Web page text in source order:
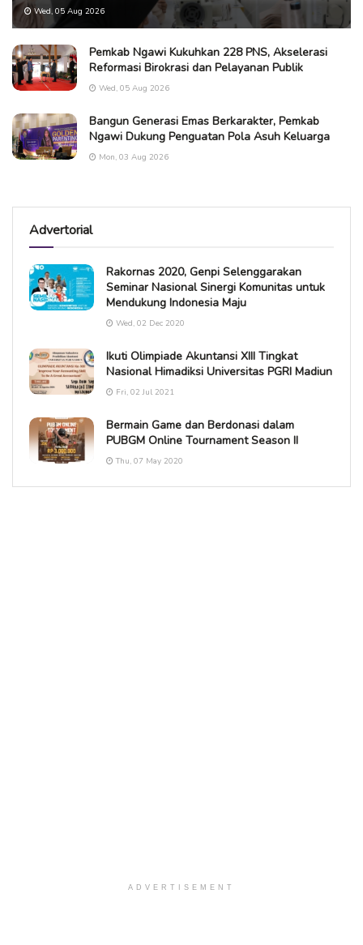
Wed, 05 Aug 2026
Pemkab Ngawi Kukuhkan 228 PNS, Akselerasi
Reformasi Birokrasi dan Pelayanan Publik
Wed, 05 Aug 2026
Bangun Generasi Emas Berkarakter, Pemkab
Ngawi Dukung Penguatan Pola Asuh Keluarga
Mon, 03 Aug 2026
Advertorial
Rakornas 2020, Genpi Selenggarakan
Seminar Nasional Sinergi Komunitas untuk
Mendukung Indonesia Maju
Wed, 02 Dec 2020
Ikuti Olimpiade Akuntansi XIII Tingkat
Nasional Himadiksi Universitas PGRI Madiun
Fri, 02 Jul 2021
Bermain Game dan Berdonasi dalam
PUBGM Online Tournament Season II
Thu, 07 May 2020
ADVERTISEMENT